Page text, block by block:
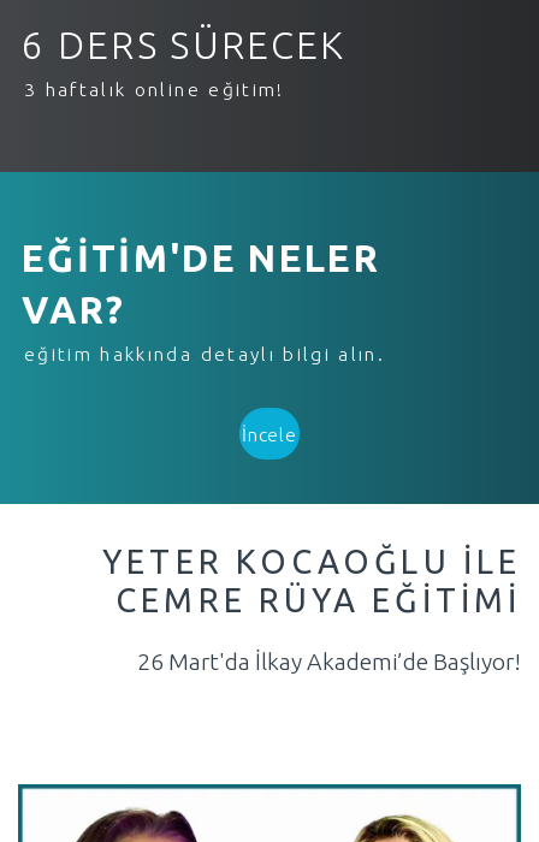
6 DERS SÜRECEK
3 haftalık online eğitim!
EĞİTİM'DE NELER
VAR?
eğitim hakkında detaylı bilgi alın.
İncele
YETER KOCAOĞLU ILE
CEMRE RÜYA EĞITIMI
26 Mart'da İlkay Akademi’de Başlıyor!